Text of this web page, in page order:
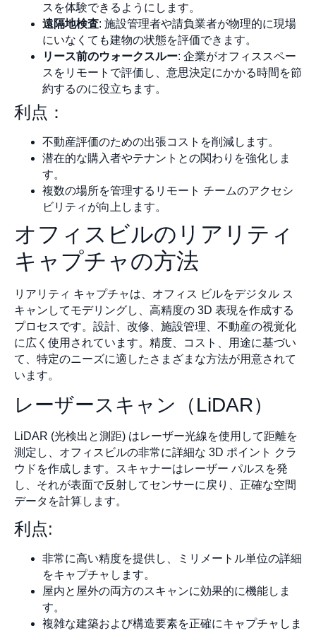
スを体験できるようにします。
遠隔地検査: 施設管理者や請負業者が物理的に現場
にいなくても建物の状態を評価できます。
リース前のウォークスルー: 企業がオフィススペー
スをリモートで評価し、意思決定にかかる時間を節
約するのに役立ちます。
利点：
不動産評価のための出張コストを削減します。
潜在的な購入者やテナントとの関わりを強化しま
す。
複数の場所を管理するリモート チームのアクセシ
ビリティが向上します。
オフィスビルのリアリティ
キャプチャの方法
リアリティ キャプチャは、オフィス ビルをデジタル ス
キャンしてモデリングし、高精度の 3D 表現を作成する
プロセスです。設計、改修、施設管理、不動産の視覚化
に広く使用されています。精度、コスト、用途に基づい
て、特定のニーズに適したさまざまな方法が用意されて
います。
レーザースキャン（LiDAR）
LiDAR (光検出と測距) はレーザー光線を使用して距離を
測定し、オフィスビルの非常に詳細な 3D ポイント クラ
ウドを作成します。スキャナーはレーザー パルスを発
し、それが表面で反射してセンサーに戻り、正確な空間
データを計算します。
利点:
非常に高い精度を提供し、ミリメートル単位の詳細
をキャプチャします。
屋内と屋外の両方のスキャンに効果的に機能しま
す。
複雑な建築および構造要素を正確にキャプチャしま